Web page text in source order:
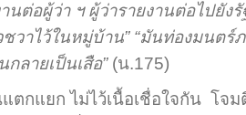
นต่อผู้ว่า ฯ ผู้ว่ารายงานต่อไปยัง
วาไว้ในหมู่บ้าน” “มันท่องมนตร์
ลายเป็นเสือ”(น.175)
ตกแยก ไม่ไว้เนื้อเชื่อใจกัน โจ